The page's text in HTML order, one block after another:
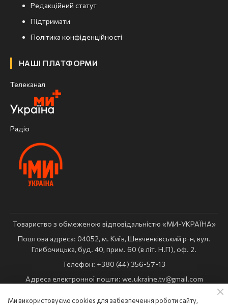
Редакційний статут
Підтримати
Політика конфіденційності
НАШІ ПЛАТФОРМИ
Телеканал
Радіо
Товариство з обмеженою відповідальністю «МИ-УКРАЇНА»
Поштова адреса: 04052, м. Київ, Шевченківський р-н, вул.
Глибочицька, буд. 40, прим. 60 (в літ. Н.П), оф. 2.
Телефон: +380 (44) 356-57-13
Адреса електронної пошти: we.ukraine.tv@gmail.com
Ми використовуємо cookies для забезпечення роботи сайту,